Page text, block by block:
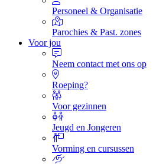
Personeel & Organisatie
Parochies & Past. zones
Voor jou
Neem contact met ons op
Roeping?
Voor gezinnen
Jeugd en Jongeren
Vorming en cursussen